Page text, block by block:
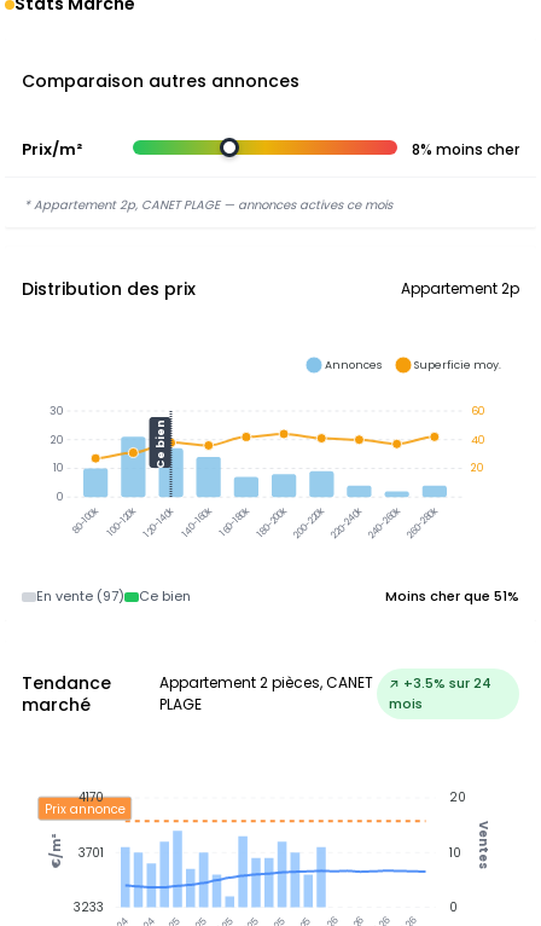
Comparaison autres annonces
Prix/m² 8% moins cher
* Appartement 2p, CANET PLAGE — annonces actives ce mois
Distribution des prix Appartement 2p
80-100k 100-120k 120-140k 140-160k160-180k 180-200k200-220k220-240k240-260k260-280k
Ce bien
60
40
20
30
20
10
0
Annonces Superficie moy.
En vente (97) Ce bien Moins cher que 51%
Tendance
marché
Appartement 2 pièces, CANET
PLAGE
↗ +3.5% sur 24
mois
Prix annonce
20
10
0
Ventes
4170
3701
3233
€/m²